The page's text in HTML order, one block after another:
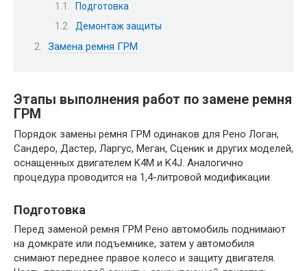
Подготовка
Демонтаж защиты
Замена ремня ГРМ
Этапы выполнения работ по замене ремня
ГРМ
Порядок замены ремня ГРМ одинаков для Рено Логан,
Сандеро, Дастер, Ларгус, Меган, Сценик и других моделей,
оснащенных двигателем K4M и K4J. Аналогично
процедура проводится на 1,4-литровой модификации.
Подготовка
Перед заменой ремня ГРМ Рено автомобиль поднимают
на домкрате или подъемнике, затем у автомобиля
снимают переднее правое колесо и защиту двигателя.